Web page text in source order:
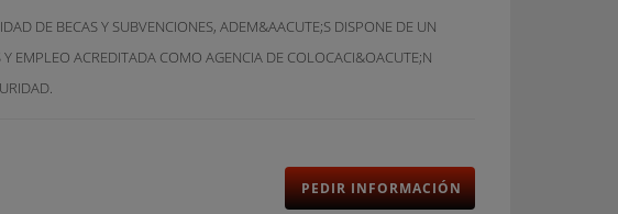
DE BECAS Y SUBVENCIONES, ADEM&AACUTE;S DISPONE DE UN
EMPLEO ACREDITADA COMO AGENCIA DE COLOCACI&OACUTE;N
PEDIR INFORMACIÓN